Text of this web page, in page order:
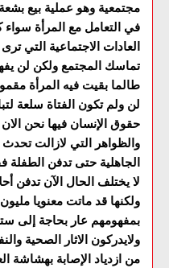
مجتمعية وهو عملية بيع
في التعامل مع المرأة
العادات الاجتماعية التي
تماسك المجتمع ولكن لن
طالما بقيت فيه المرأة
لن ولم تكون الفتاة سلعة
حقوق الإنسان فيها نحن
والظواهر التي لازالت
الجاهلية حتى تدفن الطفلة
لا يختلف الحال الآن تدفن
ولكنها قد ماتت معنويا
بمفهومهم عار بحاجة إلى
ولايدركون الاثار الصحية
من ازدياد الإصابة بهشاشة